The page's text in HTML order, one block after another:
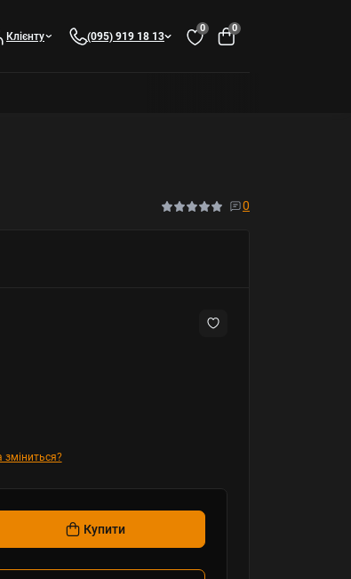
Клієнту (095) 919 18 13
0 0
0
зміниться?
Купити